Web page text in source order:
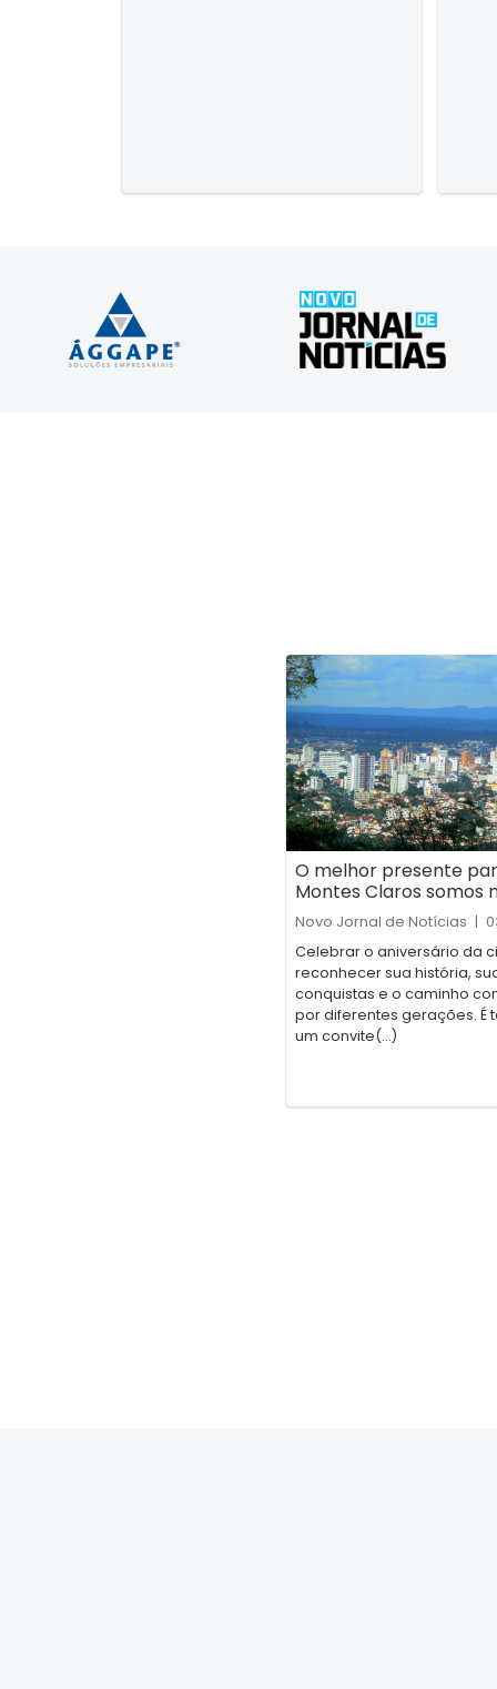
Profissionais unidos a
serviço do seu sucesso!
Tradição em Informar,
Inovação em Comunicar
O melhor presente
Montes Claros somos
Novo Jornal de Notícias |
Celebrar o aniversário da
reconhecer sua história,
conquistas e o caminho
por diferentes gerações. É
um convite(...)